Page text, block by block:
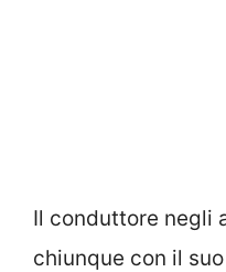
Il conduttore negli
chiunque con il